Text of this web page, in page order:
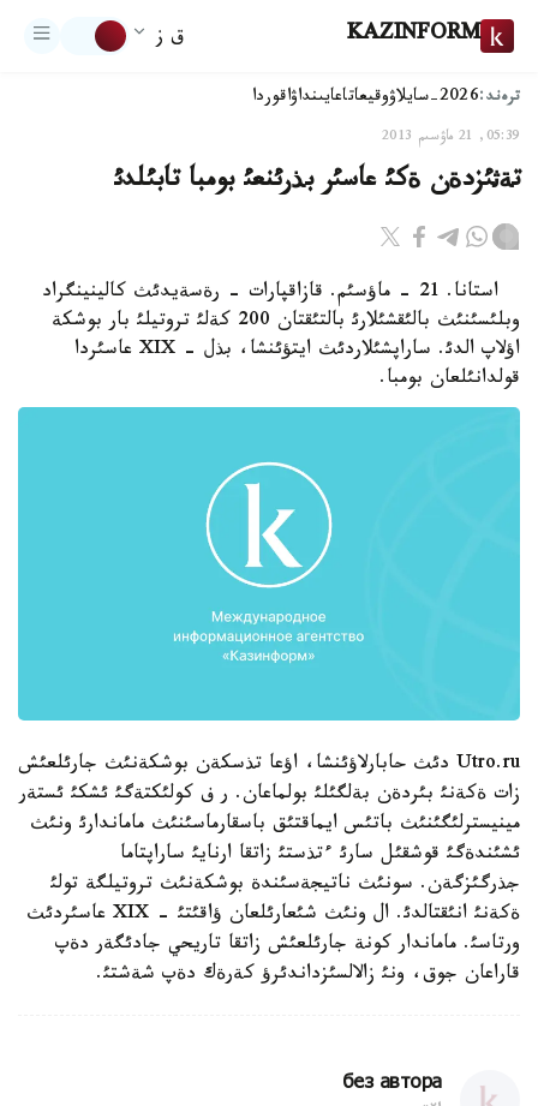
KAZINFORM ق ز
ترەند:2026-سايلاۋ وقيعاتاعايىنداۋاقوردا
05:39, 21 ماۋسىم 2013
تةثئزدةن ةكئ عاسئر بذرئنعئ بومبا تابئلدئ
استانا. 21 - ماؤسئم. قازاقپارات - رةسةيدئث كالينينگراد
وبلئسئنئث بالئقشئلارئ بالتئقتان 200 كةلئ تروتيلئ بار بوشكة
اؤلاپ الدئ. ساراپشئلاردئث ايتؤئنشا، بذل - XIX عاسئردا
قولدانئلعان بومبا.
Utro.ru دئث حابارلاؤئنشا، اؤعا تذسكةن بوشكةنئث جارئلعئش
زات ةكةنئ بئردةن بةلگئلئ بولماعان. ر ف كولئكتةگئ ئشكئ ئستةر
مينيسترلئگئنئث باتئس ايماقتئق باسقارماسئنئث ماماندارئ ونئث
ئشئندةگئ قوشقئل سارئ ءتذستئ زاتقا ارنايئ ساراپتاما
جذرگئزگةن. سونئث ناتيجةسئندة بوشكةنئث تروتيلگة تولئ
ةكةنئ انئقتالدئ. ال ونئث شئعارئلعان ؤاقئتئ - XIX عاسئردئث
ورتاسئ. ماماندار كونة جارئلعئش زاتقا تاريحي جادئگةر دةپ
قاراعان جوق، ونئ زالالسئزداندئرؤ كةرةك دةپ شةشتئ.
без автора